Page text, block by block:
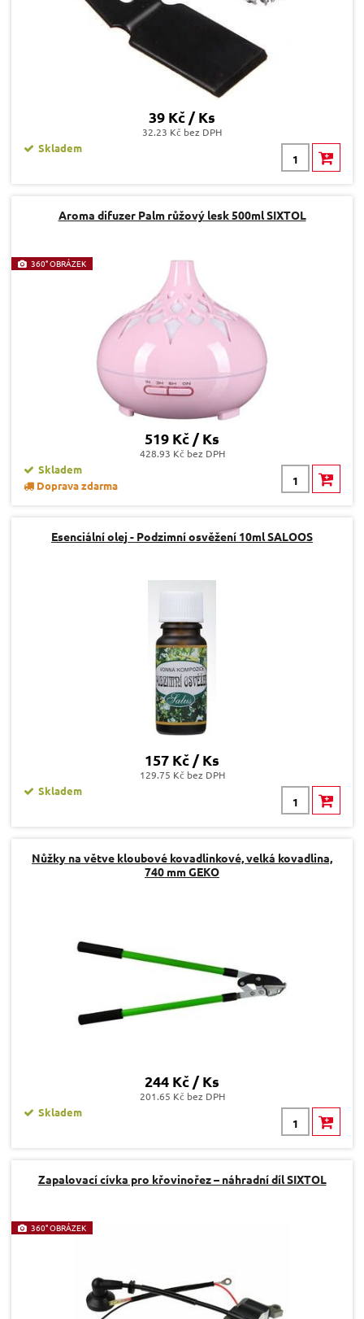
39 Kč / Ks
32.23 Kč bez DPH
Skladem
Aroma difuzer Palm růžový lesk 500ml SIXTOL
360° OBRÁZEK
519 Kč / Ks
428.93 Kč bez DPH
Skladem
Doprava zdarma
Esenciální olej - Podzimní osvěžení 10ml SALOOS
157 Kč / Ks
129.75 Kč bez DPH
Skladem
Nůžky na větve kloubové kovadlinkové, velká kovadlina,
740 mm GEKO
244 Kč / Ks
201.65 Kč bez DPH
Skladem
Zapalovací cívka pro křovinořez – náhradní díl SIXTOL
360° OBRÁZEK